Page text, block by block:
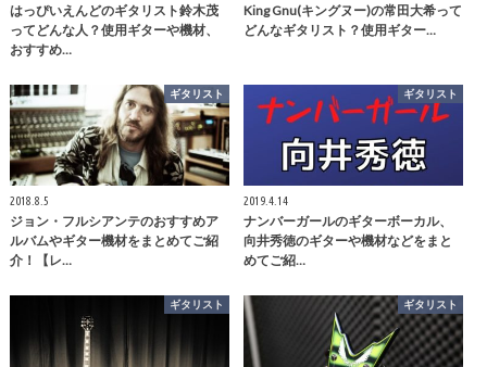
はっぴいえんどのギタリスト鈴木茂
ってどんな人？使用ギターや機材、
おすすめ…
King Gnu(キングヌー)の常田大希って
どんなギタリスト？使用ギター…
ギタリスト
2018.8.5
ジョン・フルシアンテのおすすめア
ルバムやギター機材をまとめてご紹
介！【レ…
ギタリスト
2019.4.14
ナンバーガールのギターボーカル、
向井秀徳のギターや機材などをまと
めてご紹…
ギタリスト ギタリスト